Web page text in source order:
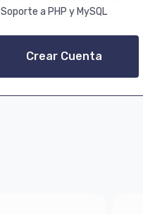
Soporte a PHP y MySQL
Crear Cuenta